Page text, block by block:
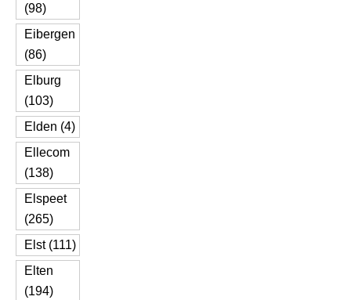
(98)
Eibergen
(86)
Elburg
(103)
Elden (4)
Ellecom
(138)
Elspeet
(265)
Elst (111)
Elten
(194)